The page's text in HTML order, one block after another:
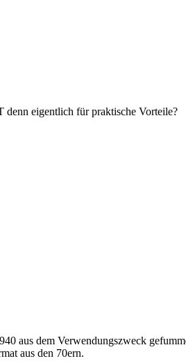
eigentlich für praktische Vorteile?
aus dem Verwendungszweck
aus den 70ern.